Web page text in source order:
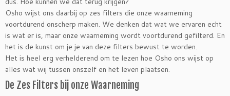
Osho wijst ons daarbij op zes filters die onze waarneming
voortdurend onscherp maken. We denken dat wat we ervaren echt
is wat er is, maar onze waarneming wordt voortdurend gefilterd. En
het is de kunst om je je van deze filters bewust te worden.
Het is heel erg verhelderend om te lezen hoe Osho ons wijst op
alles wat wij tussen onszelf en het leven plaatsen.
De Zes Filters bij onze Waarneming